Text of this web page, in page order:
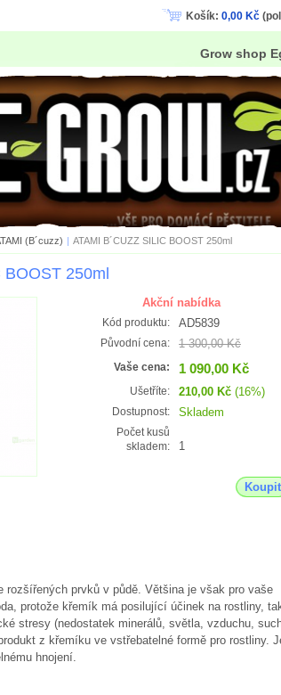
Grow shop
(B´cuzz) | ATAMI B´CUZZ SILIC BOOST 250ml
BOOST 250ml
Akční nabídka
Kód produktu: AD5839
Původní cena: 1 300,00 Kč
Vaše cena: 1 090,00 Kč
Ušetříte: 210,00 Kč (16%)
Dostupnost: Skladem
Počet kusů
skladem:
1
Koupit
rozšířených prvků v půdě. Většina je však pro vaše
protože křemík má posilující účinek na rostliny,
stresy (nedostatek minerálů, světla, vzduchu,
z křemíku ve vstřebatelné formě pro rostliny.
hnojení.
Košík: 0,00 Kč